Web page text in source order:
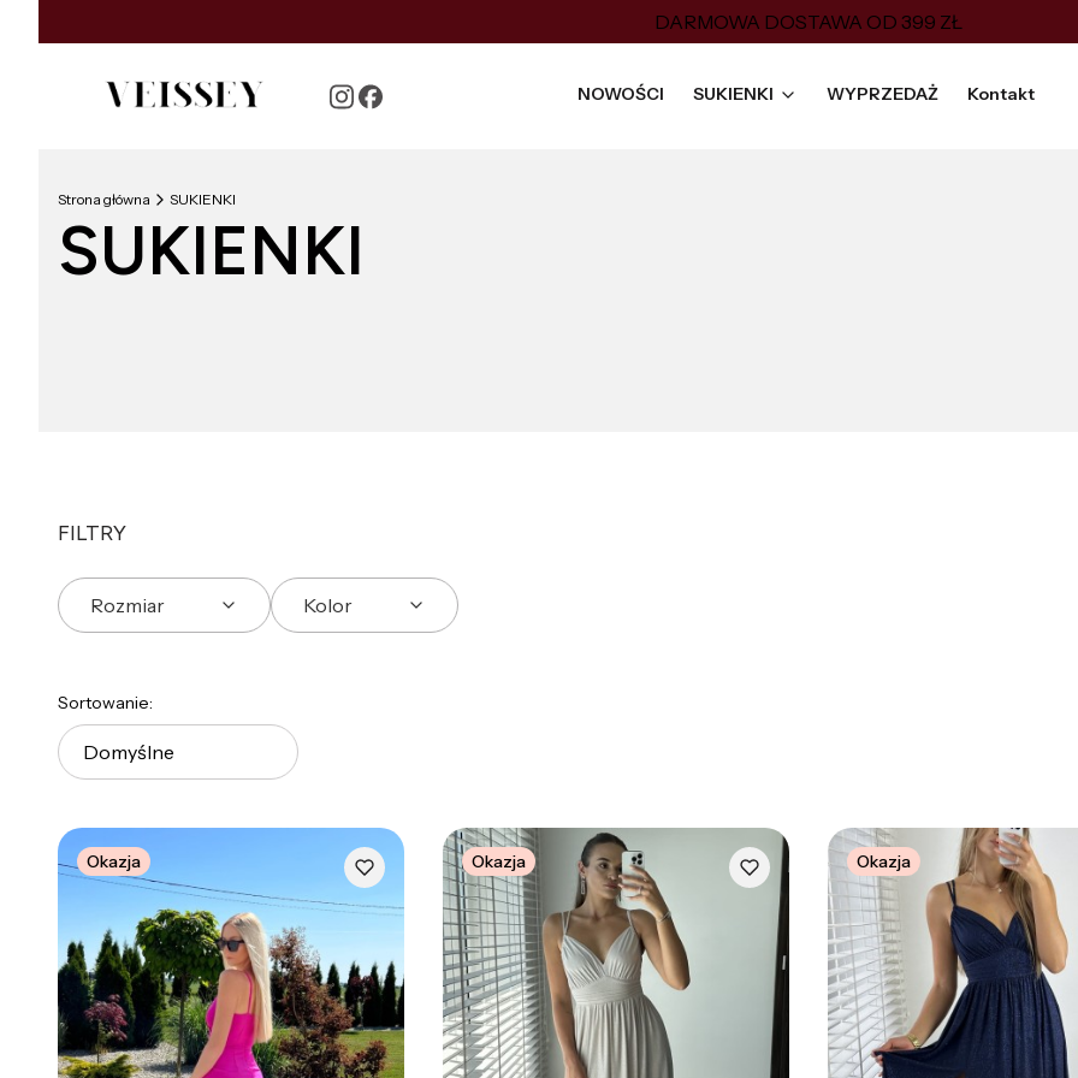
DARMOWA DOSTAWA OD 399 ZŁ
NOWOŚCI SUKIENKI WYPRZEDAŻ Kontakt
Strona główna SUKIENKI
SUKIENKI
FILTRY
Rozmiar Kolor
Lista produktów
Sortowanie:
Domyślne
Okazja Okazja Okazja